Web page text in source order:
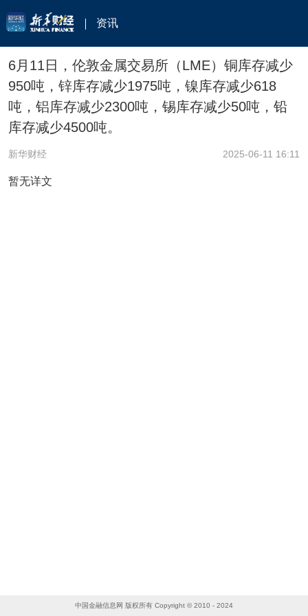
资讯
6月11日，伦敦金属交易所（LME）铜库存减少
950吨，锌库存减少1975吨，镍库存减少618
吨，铝库存减少2300吨，锡库存减少50吨，铅
库存减少4500吨。
新华财经 2025-06-11 16:11
暂无详文
中国金融信息网 版权所有 Copyright © 2010 - 2024